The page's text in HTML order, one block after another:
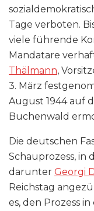
Tage verboten.
viele führende
Mandatare
Thälmann,
3. März
August 1944 auf
Buchenwald
Die deutschen
Schauprozess, in
darunter Georgi
Reichstag
es, den Prozess